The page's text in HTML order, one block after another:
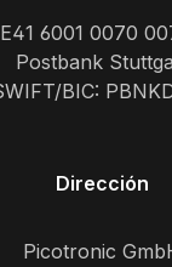
6001 0070
Postbank
BIC:
Dirección
Picotronic